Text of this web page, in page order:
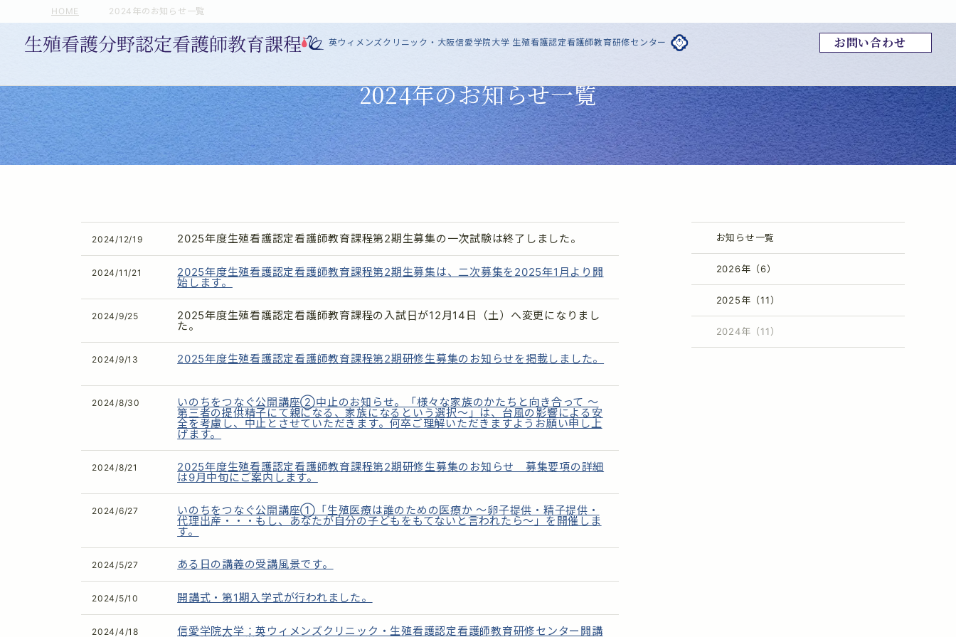
英ウィメンズクリニック・大阪信愛学院大学 生殖看護認定看護師教育研修センター お問い合わせ
HOME 2024年のお知らせ一覧
2024年のお知らせ一覧
2024/12/19 2025年度生殖看護認定看護師教育課程第2期生募集の一次試験は終了しました。
2024/11/21 2025年度生殖看護認定看護師教育課程第2期生募集は、二次募集を2025年1月より開
始します。
2024/9/25 2025年度生殖看護認定看護師教育課程の入試日が12月14日（土）へ変更になりまし
た。
2024/9/13 2025年度生殖看護認定看護師教育課程第2期研修生募集のお知らせを掲載しました。
2024/8/30 いのちをつなぐ公開講座②中止のお知らせ。「様々な家族のかたちと向き合って ～
第三者の提供精子にて親になる、家族になるという選択～」は、台風の影響による安
全を考慮し、中止とさせていただきます。何卒ご理解いただきますようお願い申し上
げます。
2024/8/21 2025年度生殖看護認定看護師教育課程第2期研修生募集のお知らせ 募集要項の詳細
は9月中旬にご案内します。
2024/6/27 いのちをつなぐ公開講座①「生殖医療は誰のための医療か ～卵子提供・精子提供・
代理出産・・・もし、あなたが自分の子どもをもてないと言われたら～」を開催しま
す。
2024/5/27 ある日の講義の受講風景です。
2024/5/10 開講式・第1期入学式が行われました。
2024/4/18 信愛学院大学：英ウィメンズクリニック・生殖看護認定看護師教育研修センター開講
お知らせ一覧
2026年（6）
2025年（11）
2024年（11）